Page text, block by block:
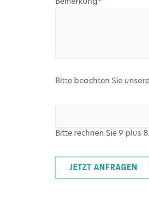
Pflichtfeld
Bemerkung*
Bitte beachten Sie unsere
Bitte rechnen Sie 9 plus 8.
JETZT ANFRAGEN